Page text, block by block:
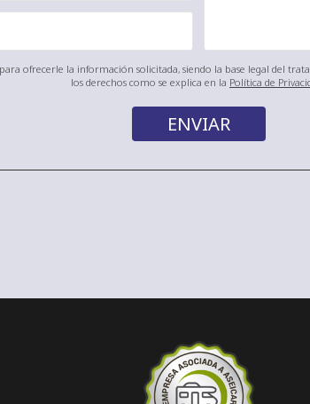
ofrecerle la información solicitada, siendo la base legal del
los derechos como se explica en la Política de